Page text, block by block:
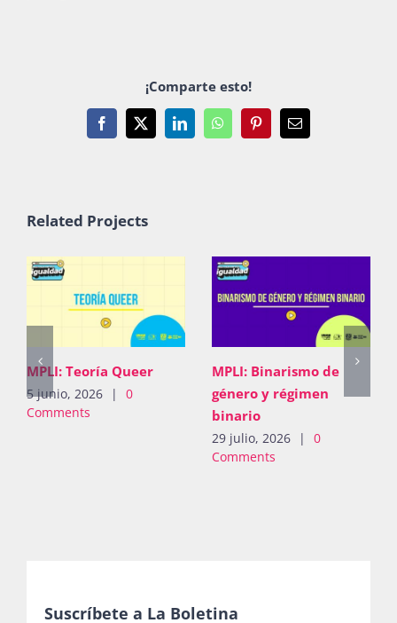
Bienvenida generación 2027-1
¡Comparte esto!
Facebook
X LinkedInWhatsAppPinterestEmail
Related Projects
MPLI: Teoría Queer
5 junio, 2026 |
0
Comments
MPLI: Binarismo de
género y régimen
binario
29 julio, 2026 |
0
Comments
Suscríbete a La Boletina